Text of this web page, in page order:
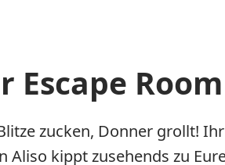
Escape Room
zucken, Donner grollt!
Aliso kippt zusehends zu